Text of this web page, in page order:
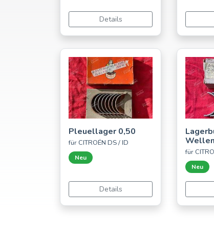
Details
Pleuellager 0,50
für CITROËN DS / ID
Neu
Details
für
Neu